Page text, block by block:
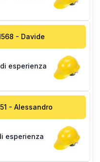
- Davide
esperienza
- Alessandro
esperienza